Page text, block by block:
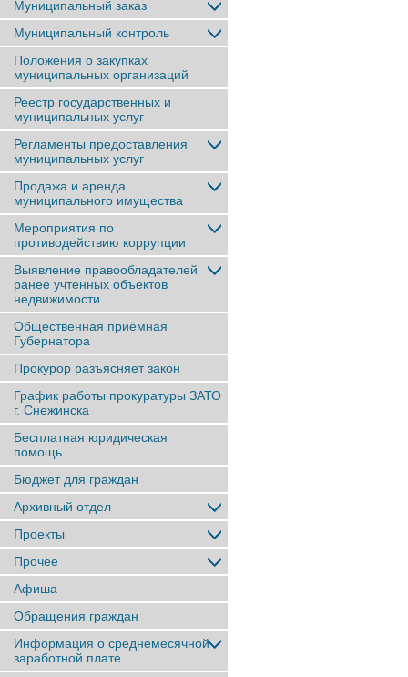
Муниципальный заказ
Муниципальный контроль
Положения о закупках
муниципальных организаций
Реестр государственных и
муниципальных услуг
Регламенты предоставления
муниципальных услуг
Продажа и аренда
муниципального имущества
Мероприятия по
противодействию коррупции
Выявление правообладателей
ранее учтенныx объектов
недвижимости
Общественная приёмная
Губернатора
Прокурор разъясняет закон
График работы прокуратуры ЗАТО
г. Снежинска
Бесплатная юридическая
помощь
Бюджет для граждан
Архивный отдел
Проекты
Прочее
Афиша
Обращения граждан
Информация о среднемесячной
заработной плате